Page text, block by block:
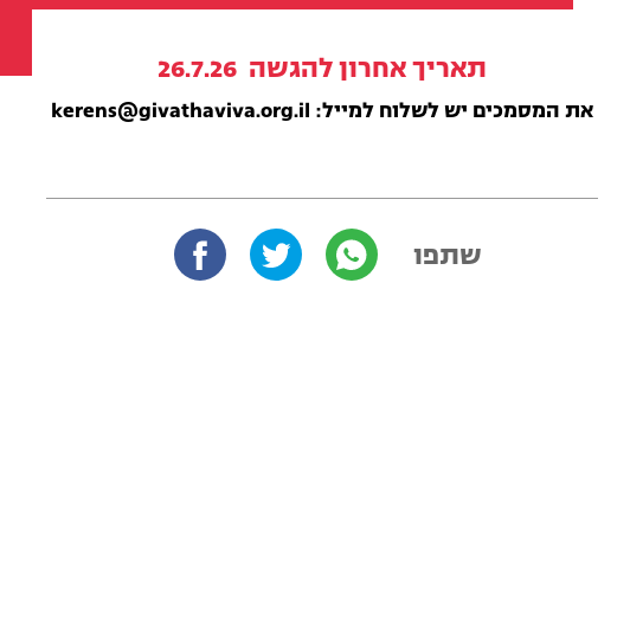
תאריך אחרון להגשה 26.7.26
את המסמכים יש לשלוח למייל:
kerens@givathaviva.org.il
שתפו